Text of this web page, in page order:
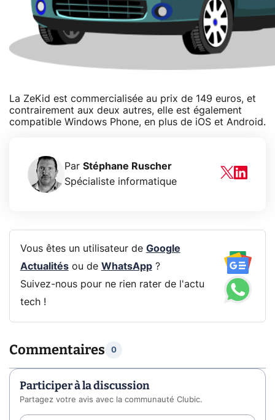
La ZeKid est commercialisée au prix de 149 euros, et
contrairement aux deux autres, elle est également
compatible Windows Phone, en plus de iOS et Android.
Par Stéphane Ruscher
Spécialiste informatique
Vous êtes un utilisateur de Google
Actualitésou de WhatsApp?
Suivez-nous pour ne rien rater de l'actu
tech !
Commentaires 0
Participer à la discussion
Partagez votre avis avec la communauté Clubic.